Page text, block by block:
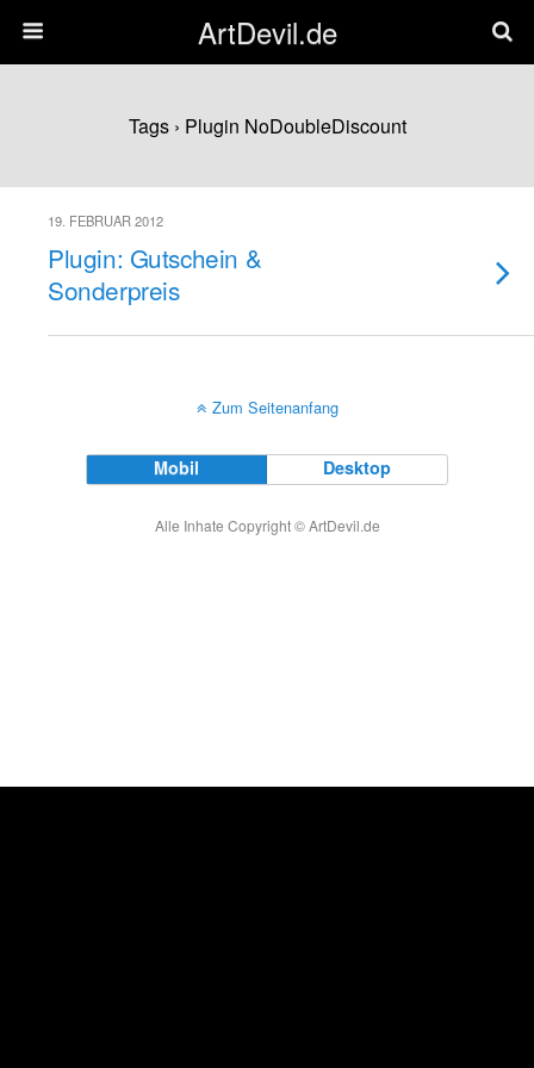
ArtDevil.de
Tags › Plugin NoDoubleDiscount
19. FEBRUAR 2012
Plugin: Gutschein &
Sonderpreis
Zum Seitenanfang
Mobil Desktop
Alle Inhate Copyright © ArtDevil.de